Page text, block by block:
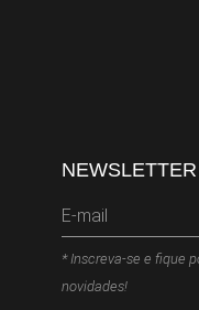
NEWSLETTER
* Inscreva-se e fique
novidades!